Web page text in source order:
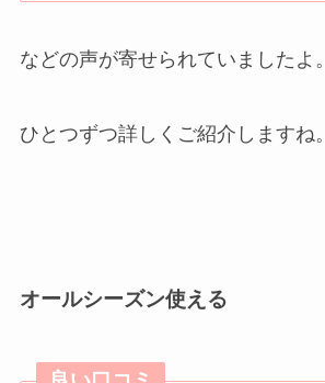
などの声が寄せられていましたよ。
ひとつずつ詳しくご紹介しますね。
オールシーズン使える